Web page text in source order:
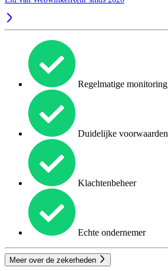
Regelmatige monitoring
Duidelijke voorwaarden
Klachtenbeheer
Echte ondernemer
Meer over de zekerheden